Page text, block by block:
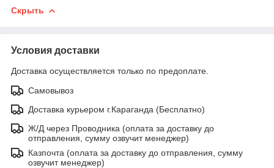
Скрыть
Условия доставки
Доставка осуществляется только по предоплате.
Самовывоз
Доставка курьером г.Караганда (Бесплатно)
Ж/Д через Проводника (оплата за доставку до
отправления, сумму озвучит менеджер)
Казпочта (оплата за доставку до отправления, сумму
озвучит менеджер)